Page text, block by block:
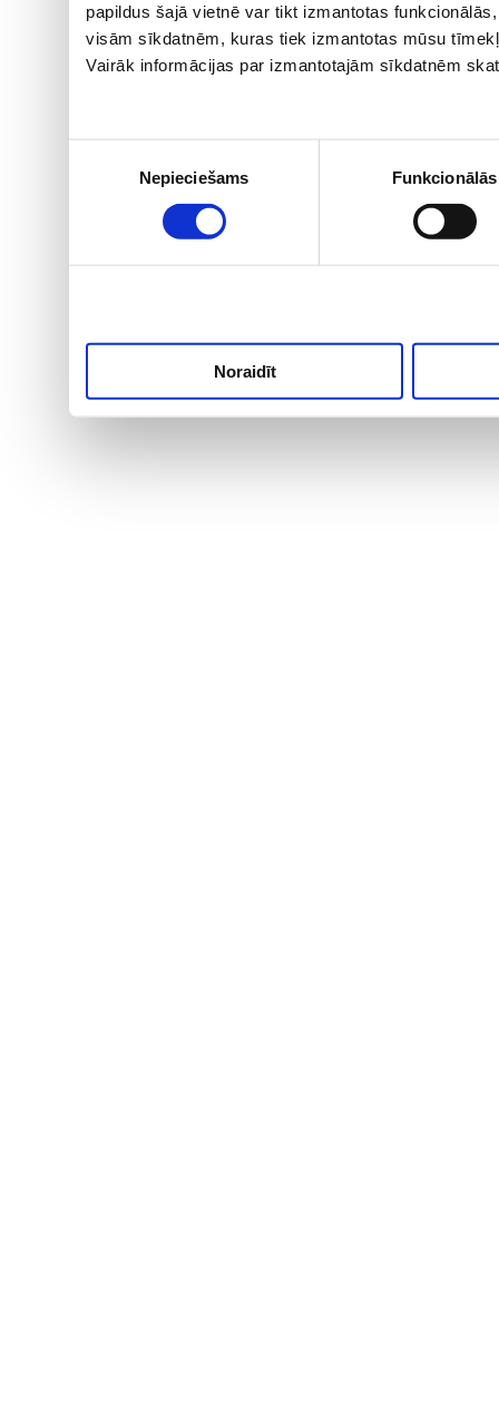
papildus šajā vietnē var tikt izmantotas
visām sīkdatnēm, kuras tiek izmantotas mūsu
Vairāk informācijas par izmantotajām sīkdatnēm
Nepieciešams Funkcionālās
Noraidīt